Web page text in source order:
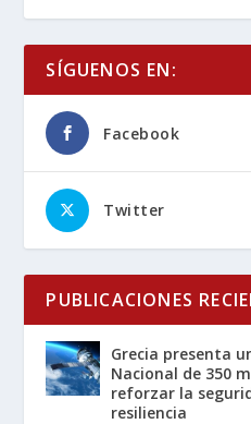
SÍGUENOS EN:
Facebook
Twitter
PUBLICACIONES
Grecia presenta
Nacional de 350
reforzar la
resiliencia